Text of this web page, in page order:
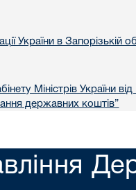
України в Запорізькій
Міністрів України
державних коштів”